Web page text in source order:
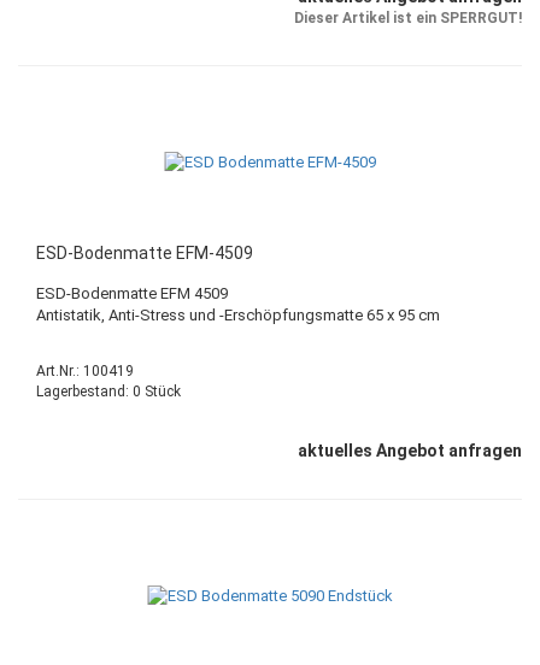
Dieser Artikel ist ein SPERRGUT!
ESD-Bodenmatte EFM-4509
ESD-Bodenmatte EFM 4509
Antistatik, Anti-Stress und -Erschöpfungsmatte 65 x 95 cm
Art.Nr.: 100419
Lagerbestand: 0 Stück
aktuelles Angebot anfragen